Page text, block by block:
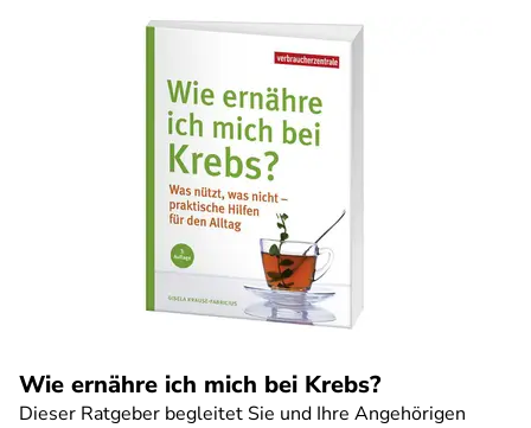
Wie ernähre ich mich bei Krebs?
Dieser Ratgeber begleitet Sie und Ihre Angehörigen